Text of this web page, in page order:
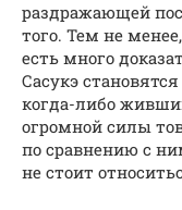
раздражающей
того. Тем не
есть много
Сасукэ
когда-либо
огромной силы
по сравнению с
не стоит